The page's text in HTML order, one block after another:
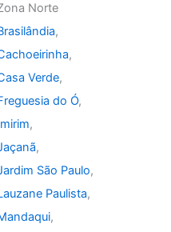
Norte
,
,
Verde,
do Ó,
,
,
São Paulo,
Paulista,
,